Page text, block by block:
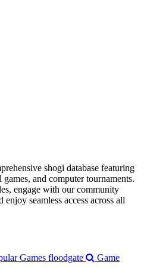
shogi database featuring
and computer tournaments.
engage with our community
seamless access across all
Games floodgate
Game